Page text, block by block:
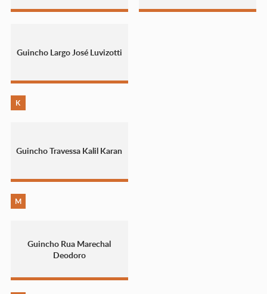
Guincho Largo José Luvizotti
K
Guincho Travessa Kalil Karan
M
Guincho Rua Marechal
Deodoro